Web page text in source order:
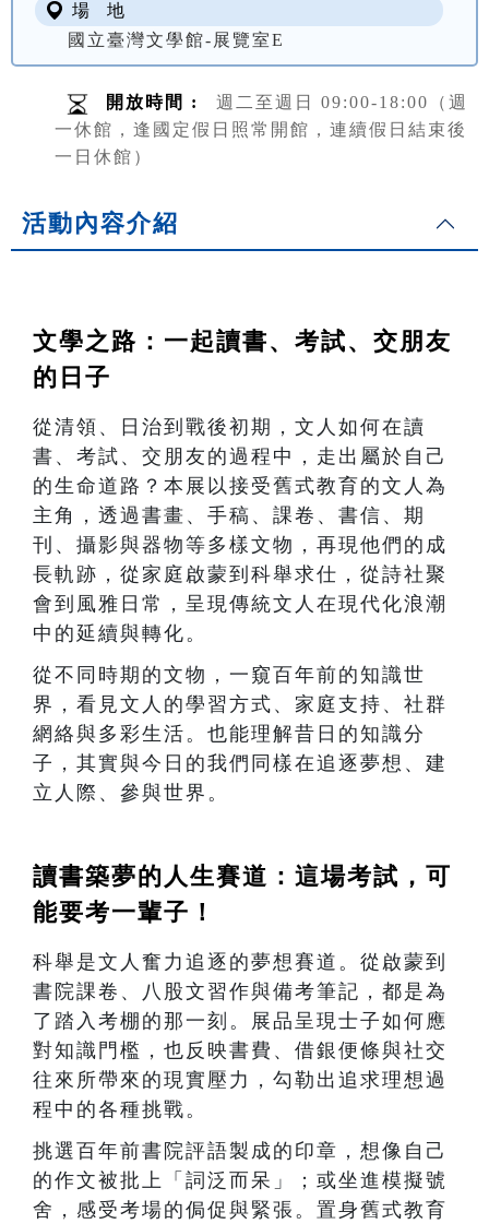
場 地
國立臺灣文學館-展覽室E
開放時間 :
週二至週日 09:00-18:00（週
一休館，逢國定假日照常開館，連續假日結束後
一日休館）
活動內容介紹
文學之路：一起讀書、考試、交朋友
的日子
從清領、日治到戰後初期，文人如何在讀
書、考試、交朋友的過程中，走出屬於自己
的生命道路？本展以接受舊式教育的文人為
主角，透過書畫、手稿、課卷、書信、期
刊、攝影與器物等多樣文物，再現他們的成
長軌跡，從家庭啟蒙到科舉求仕，從詩社聚
會到風雅日常，呈現傳統文人在現代化浪潮
中的延續與轉化。
從不同時期的文物，一窺百年前的知識世
界，看見文人的學習方式、家庭支持、社群
網絡與多彩生活。也能理解昔日的知識分
子，其實與今日的我們同樣在追逐夢想、建
立人際、參與世界。
讀書築夢的人生賽道：這場考試，可
能要考一輩子！
科舉是文人奮力追逐的夢想賽道。從啟蒙到
書院課卷、八股文習作與備考筆記，都是為
了踏入考棚的那一刻。展品呈現士子如何應
對知識門檻，也反映書費、借銀便條與社交
往來所帶來的現實壓力，勾勒出追求理想過
程中的各種挑戰。
挑選百年前書院評語製成的印章，想像自己
的作文被批上「詞泛而呆」；或坐進模擬號
舍，感受考場的侷促與緊張。置身舊式教育